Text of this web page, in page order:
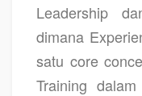
Leadership
dimana
satu core
Training